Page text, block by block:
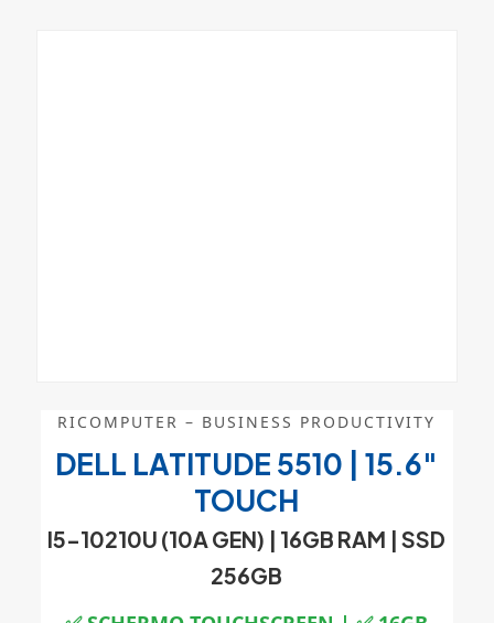
RICOMPUTER – BUSINESS PRODUCTIVITY
DELL LATITUDE 5510 | 15.6″
TOUCH
I5-10210U (10A GEN) | 16GB RAM | SSD
256GB